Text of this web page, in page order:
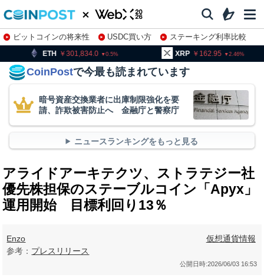
ビットコインの将来性 USDC買い方
ステーキング利率比較
株特集・関連銘柄
301,834.0 0.5 XRP 2.46 BNB
CoinPostで今最も読まれています
暗号資産交換業者に出庫制限強化を要
請、詐欺被害防止へ 金融庁と警察庁
ニュースランキングをもっと見る
アライドアーキテクツ、ストラテジー社
優先株担保のステーブルコイン「Apyx」
運用開始 目標利回り13％
Enzo
参考： プレスリリース
仮想通貨情報
公開日時:2026/06/03 16:53